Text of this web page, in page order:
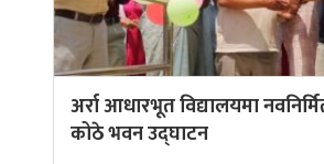
अर्रा आधारभूत विद्यालयमा
कोठे भवन उद्घाटन